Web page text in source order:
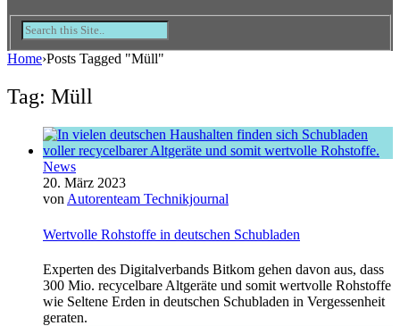
Home›Posts Tagged "Müll"
Tag: Müll
News
20. März 2023
von Autorenteam Technikjournal
Wertvolle Rohstoffe in deutschen Schubladen
Experten des Digitalverbands Bitkom gehen davon aus, dass
300 Mio. recycelbare Altgeräte und somit wertvolle Rohstoffe
wie Seltene Erden in deutschen Schubladen in Vergessenheit
geraten.